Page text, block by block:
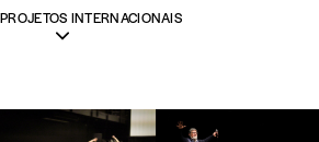
PROJETOS INTERNACIONAIS